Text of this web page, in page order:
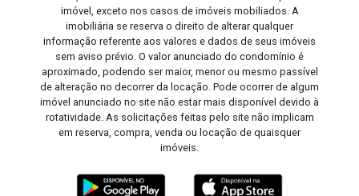
imóvel, exceto nos casos de imóveis mobiliados. A
imobiliária se reserva o direito de alterar qualquer
informação referente aos valores e dados de seus imóveis
sem aviso prévio. O valor anunciado do condomínio é
aproximado, podendo ser maior, menor ou mesmo passível
de alteração no decorrer da locação. Pode ocorrer de algum
imóvel anunciado no site não estar mais disponível devido à
rotatividade. As solicitações feitas pelo site não implicam
em reserva, compra, venda ou locação de quaisquer
imóveis.